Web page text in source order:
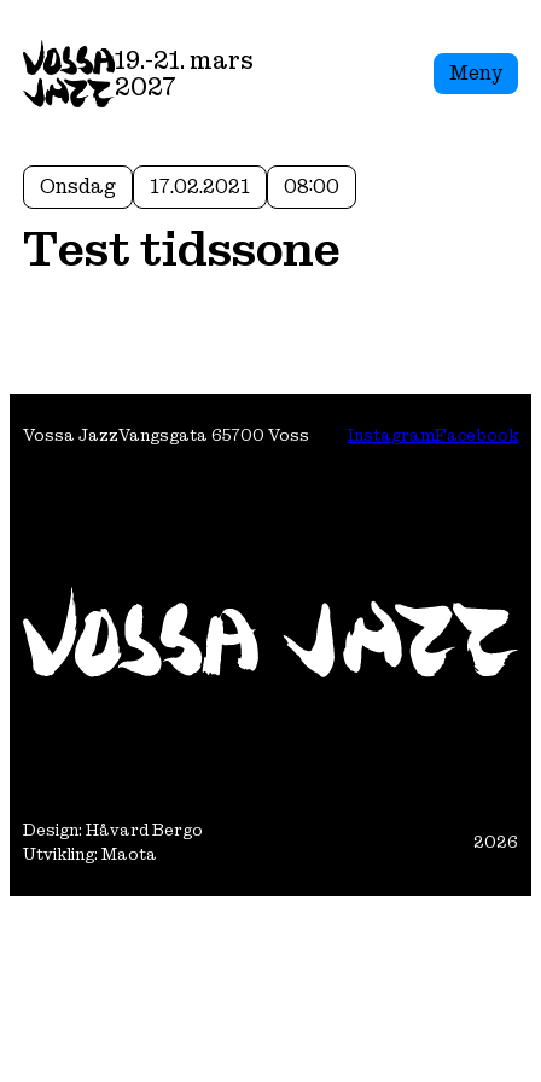
19.-21. mars
2027
Meny
Onsdag 17.02.2021 08:00
Test tidssone
Vossa JazzVangsgata 65700 Voss InstagramFacebook
Design: Håvard Bergo
Utvikling: Maota
2026